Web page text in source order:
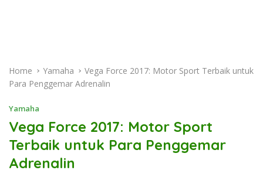
Home Yamaha
Vega Force 2017: Motor Sport Terbaik untuk
Para Penggemar Adrenalin
Yamaha
Vega Force 2017: Motor Sport
Terbaik untuk Para Penggemar
Adrenalin